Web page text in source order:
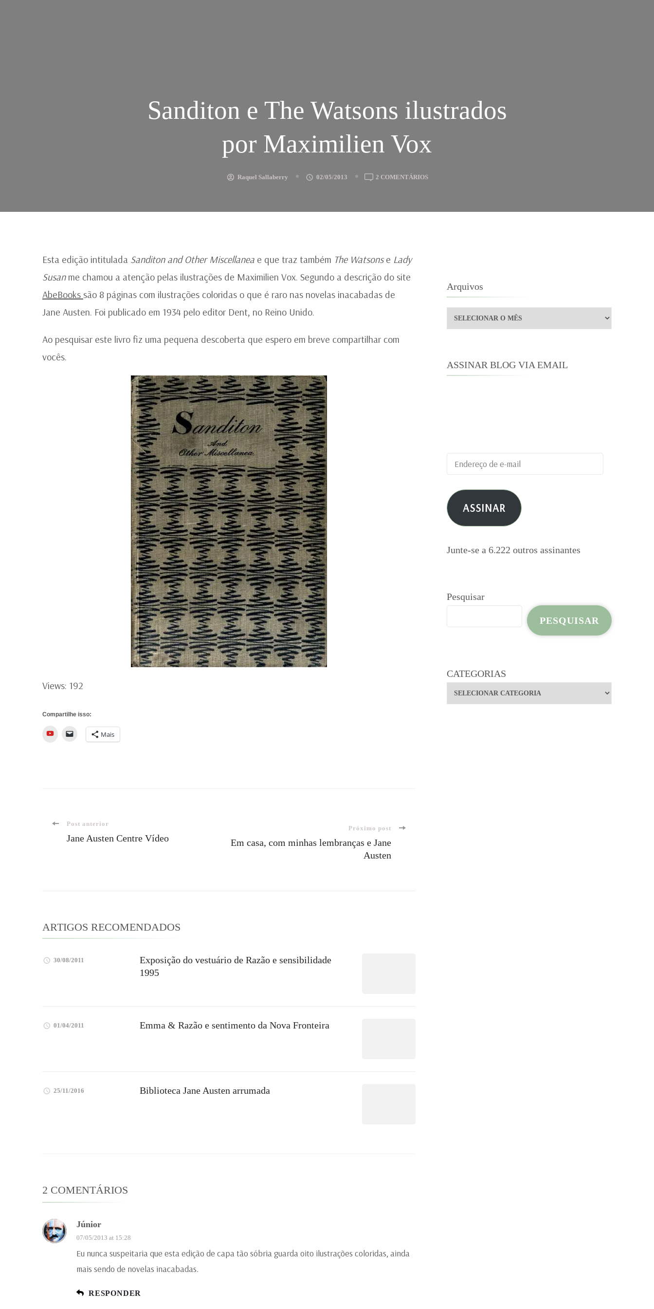
Sanditon e The Watsons ilustrados
por Maximilien Vox
Raquel Sallaberry 02/05/2013 2 COMENTÁRIOSEM
THE
Esta edição intitulada Sanditon and Other Miscellanea e que traz também The Watsonse Lady
Susanme chamou a atenção pelas ilustrações de Maximilien Vox. Segundo a descrição do site
AbeBooks são 8 páginas com ilustrações coloridas o que é raro nas novelas inacabadas de
Jane Austen. Foi publicado em 1934 pelo editor Dent, no Reino Unido.
Ao pesquisar este livro fiz uma pequena descoberta que espero em breve compartilhar com
vocês.
Views: 192
Compartilhe isso:
YouTube Mais
Navegação
Post anterior
Jane Austen Centre Vídeo
Próximo post
Em casa, com minhas lembranças e Jane
Austen
ARTIGOS RECOMENDADOS
30/08/2011
Exposição do vestuário de Razão e sensibilidade
1995
01/04/2011 Emma & Razão e sentimento da Nova Fronteira
25/11/2016 Biblioteca Jane Austen arrumada
2 COMENTÁRIOS
Júnior
07/05/2013 at 15:28
Eu nunca suspeitaria que esta edição de capa tão sóbria guarda oito ilustrações coloridas, ainda
mais sendo de novelas inacabadas.
RESPONDER
Arquivos
Arquivos
ASSINAR BLOG VIA EMAIL
Endereço
de
e-
mail ASSINAR
Junte-se a 6.222 outros assinantes
Pesquisar
PESQUISAR
CATEGORIAS